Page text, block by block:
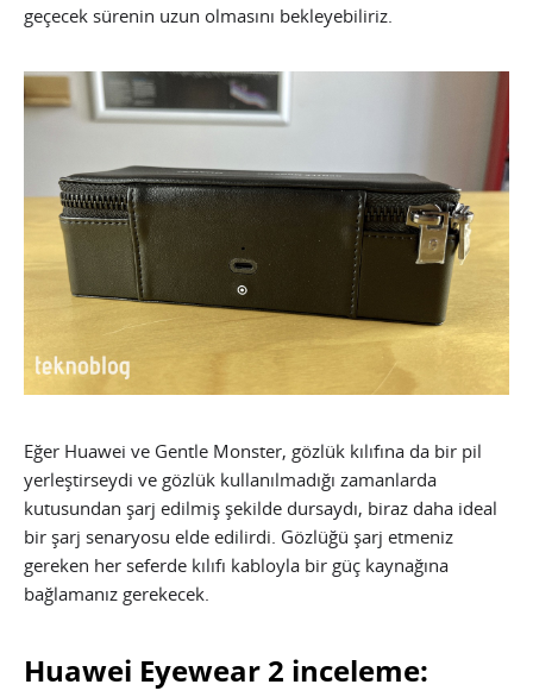
geçecek sürenin uzun olmasını bekleyebiliriz.
Eğer Huawei ve Gentle Monster, gözlük kılıfına da bir pil
yerleştirseydi ve gözlük kullanılmadığı zamanlarda
kutusundan şarj edilmiş şekilde dursaydı, biraz daha ideal
bir şarj senaryosu elde edilirdi. Gözlüğü şarj etmeniz
gereken her seferde kılıfı kabloyla bir güç kaynağına
bağlamanız gerekecek.
Huawei Eyewear 2 inceleme: